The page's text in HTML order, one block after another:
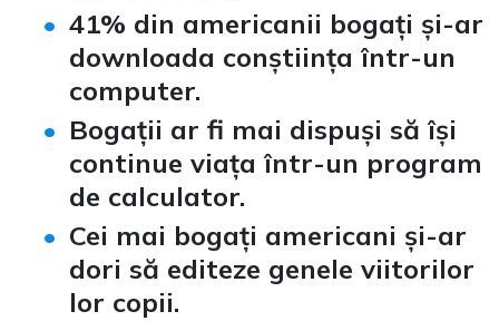
41% din americanii bogați și-ar
downloada conștiința într-un
computer.
Bogații ar fi mai dispuși să își
continue viața într-un program
de calculator.
Cei mai bogați americani și-ar
dori să editeze genele viitorilor
lor copii.